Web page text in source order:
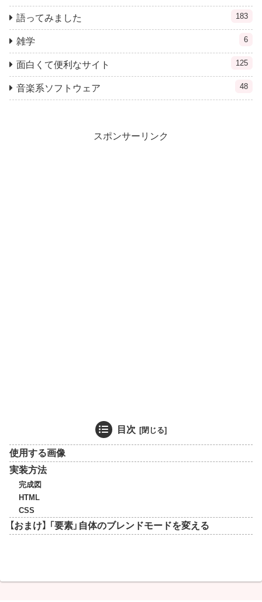
語ってみました 183
雑学 6
面白くて便利なサイト 125
音楽系ソフトウェア 48
スポンサーリンク
目次
使用する画像
実装方法
完成図
HTML
CSS
【おまけ】 「要素」自体のブレンドモードを変える